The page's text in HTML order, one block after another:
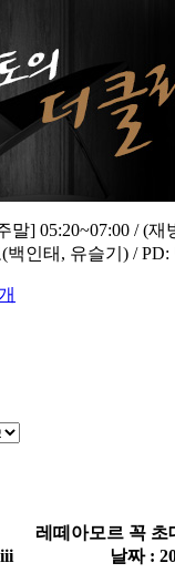
말] 05:20~07:00 / (재
백인태, 유슬기) /
레떼아모르 꼭
날짜 :